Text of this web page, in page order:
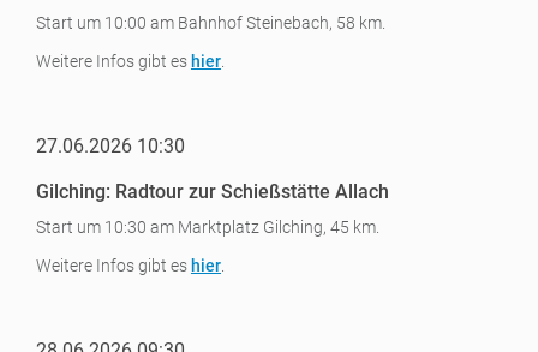
Start um 10:00 am Bahnhof Steinebach, 58 km.
Weitere Infos gibt es hier
27.06.2026 10:30
Gilching: Radtour zur Schießstätte Allach
Start um 10:30 am Marktplatz Gilching, 45 km.
Weitere Infos gibt es hier